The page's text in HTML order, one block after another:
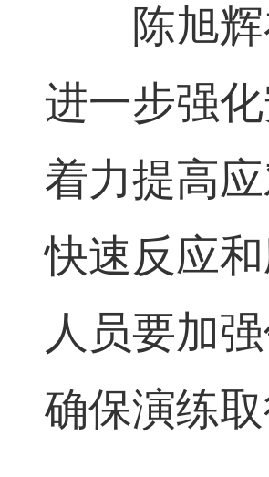
陈旭辉
进一步强
着力提高
快速反应
人员要加
确保演练